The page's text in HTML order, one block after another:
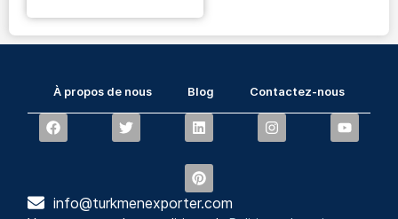
À propos de nous Blog Contactez-nous
info@turkmenexporter.com